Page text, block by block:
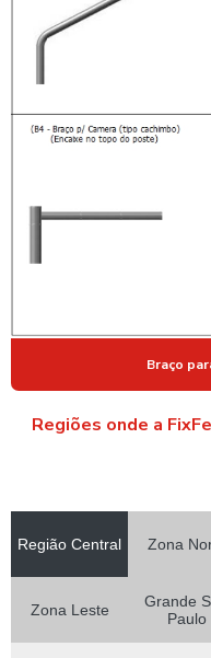
POSTE GALVANIZADO CURVO
POSTE DE ILUMINAÇÃO
POSTE DE ILUMINAÇÃO
POSTE ILUMINAÇÃO QUADRA
POSTE PARA ILUMINAÇÃO
POSTE PARA INSTALAÇÃO
POSTE DE LED ENERGIA
POSTE PAINEL
POSTE TUBULAR
Braço
Regiões onde a
Região Central Zona
Zona Leste
Grande
Paulo